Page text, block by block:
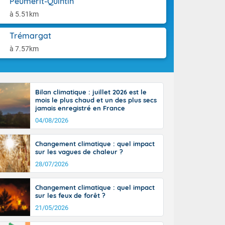
à 5.51km
Trémargat
à 7.57km
l'après-
14
il fait
30 à 35
Bilan climatique : juillet 2026 est le
mois le plus chaud et un des plus secs
jamais enregistré en France
04/08/2026
Changement climatique : quel impact
sur les vagues de chaleur ?
28/07/2026
Changement climatique : quel impact
sur les feux de forêt ?
21/05/2026